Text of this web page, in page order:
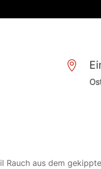

Rauch aus dem